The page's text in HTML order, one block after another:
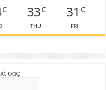
C 33C
THU
31 C
FRI
σας: